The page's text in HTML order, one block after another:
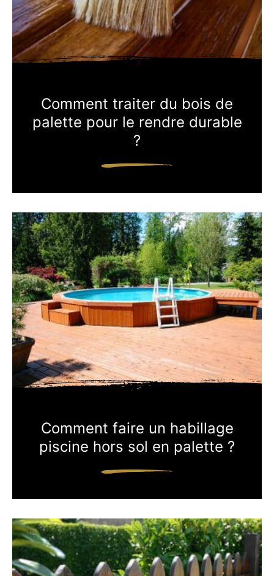
Comment traiter du bois de
palette pour le rendre durable
?
Comment faire un habillage
piscine hors sol en palette ?